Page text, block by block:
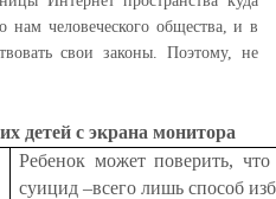
человеческого общества, и в
свои законы. Поэтому, не
детей с экрана монитора
Ребенок может поверить,
суицид –всего лишь способ